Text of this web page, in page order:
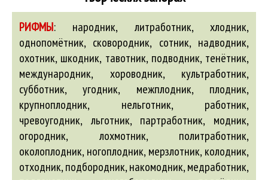
РИФМЫ: народник, литработник, хлодник,
однопомётник, сковородник, сотник, надводник,
охотник, шкодник, тавотник, подводник, тенётник,
международник, хороводник, культработник,
субботник, угодник, межплодник, плодник,
крупноплодник, нельготник, работник,
чревоугодник, льготник, партработник, модник,
огородник, лохмотник, политработник,
околоплодник, ногоплодник, мерзлотник, колодник,
отходник, подбородник, накомодник, медработник,